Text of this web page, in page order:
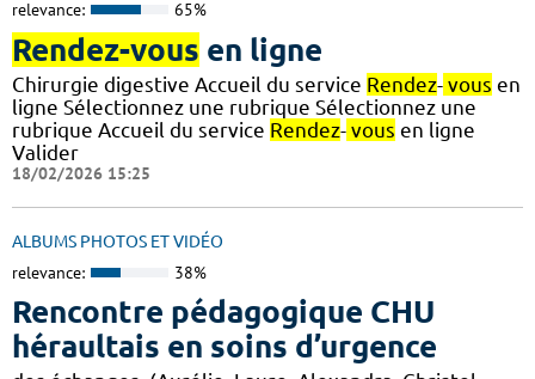
relevance: 65%
Rendez-vous en ligne
Chirurgie digestive Accueil du service Rendez- vous en
ligne Sélectionnez une rubrique Sélectionnez une
rubrique Accueil du service Rendez- vous en ligne
Valider
18/02/2026 15:25
ALBUMS PHOTOS ET VIDÉO
relevance: 38%
Rencontre pédagogique CHU
héraultais en soins d’urgence